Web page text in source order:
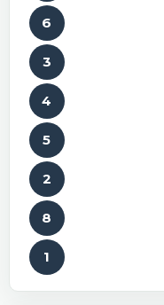
6
3
4
5
2
8
1